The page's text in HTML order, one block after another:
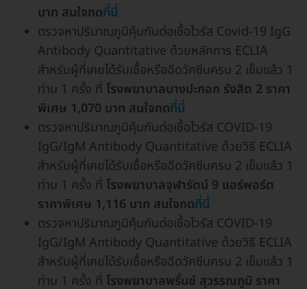
บาท สนใจกดที่นี่
ตรวจหาปริมาณภูมิคุ้มกันต่อเชื้อไวรัส Covid-19 IgG
Antibody Quantitative ด้วยหลักการ ECLIA
สำหรับผู้ที่เคยได้รับเชื้อหรือฉีดวัคซีนครบ 2 เข็มแล้ว 1
ท่าน 1 ครั้ง ที่ โรงพยาบาลบางปะกอก รังสิต 2 ราคา
พิเศษ 1,070 บาท สนใจกดที่นี่
ตรวจหาปริมาณภูมิคุ้มกันต่อเชื้อไวรัส COVID-19
IgG/IgM Antibody Quantitative ด้วยวิธี ECLIA
สำหรับผู้ที่เคยได้รับเชื้อหรือฉีดวัคซีนครบ 2 เข็มแล้ว 1
ท่าน 1 ครั้ง ที่ โรงพยาบาลจุฬารัตน์ 9 แอร์พอร์ต
ราคาพิเศษ 1,116 บาท สนใจกดที่นี่
ตรวจหาปริมาณภูมิคุ้มกันต่อเชื้อไวรัส COVID-19
IgG/IgM Antibody Quantitative ด้วยวิธี ECLIA
สำหรับผู้ที่เคยได้รับเชื้อหรือฉีดวัคซีนครบ 2 เข็มแล้ว 1
ท่าน 1 ครั้ง ที่ โรงพยาบาลพริ้นซ์ สุวรรณภูมิ ราคา